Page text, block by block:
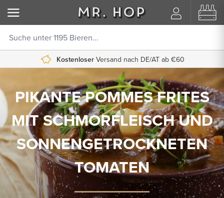
Kostenloser Versand nach DE/AT ab €60
PIKANTE POMMES FRITES
MIT SCHMORFLEISCH UND
SONNENGETROCKNETEN
TOMATEN